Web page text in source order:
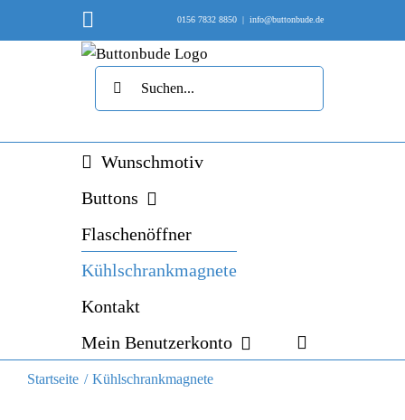
Instagram0156 7832 8850 | info@buttonbude.de
Wunschmotiv
Buttons
Flaschenöffner
Kühlschrankmagnete
Kontakt
Mein Benutzerkonto
Startseite Kühlschrankmagnete